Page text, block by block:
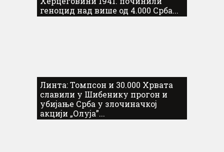
геноцид над више од 4.000 Срба...
Линта: Томпсон и 30.000 Хрвата
славили у Шибенику прогон и
убијање Срба у злочиначкој
акцији „Олуја”...